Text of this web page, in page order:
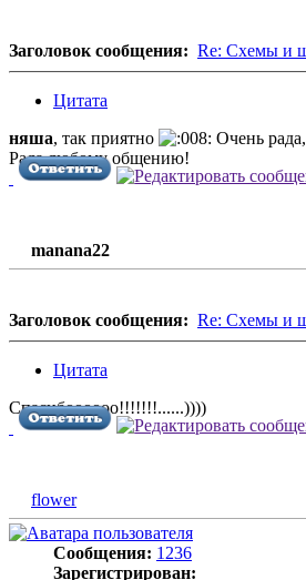
Заголовок сообщения: Re: Схемы и
Цитата
няша, так приятно
Очень
Рада любому общению!
manana22
Заголовок сообщения: Re: Схемы и
Цитата
Спасибоооооо!!!!!!!......))))
flower
Сообщения: 1236
Зарегистрирован: